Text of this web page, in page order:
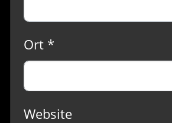
Ort *
Website